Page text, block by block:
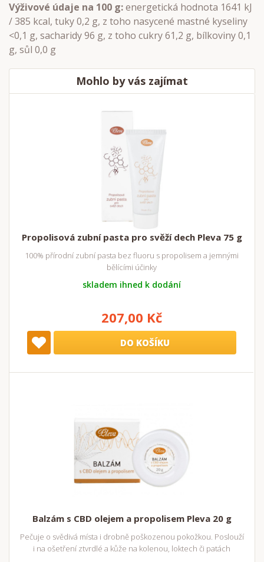
Výživové údaje na 100 g:energetická hodnota 1641 kJ
/ 385 kcal, tuky 0,2 g, z toho nasycené mastné kyseliny
<0,1 g, sacharidy 96 g, z toho cukry 61,2 g, bílkoviny 0,1
g, sůl 0,0 g
Mohlo by vás zajímat
Propolisová zubní pasta pro svěží dech Pleva 75 g
100% přírodní zubní pasta bez fluoru s propolisem a jemnými
bělícími účinky
skladem ihned k dodání
207,00 Kč
DO KOŠÍKU
Balzám s CBD olejem a propolisem Pleva 20 g
Pečuje o svědivá místa i drobně poškozenou pokožkou. Poslouží
i na ošetření ztvrdlé a kůže na kolenou, loktech či patách